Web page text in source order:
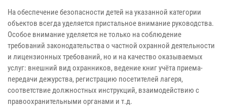
На обеспечение безопасности детей на указанной категории
объектов всегда уделяется пристальное внимание руководства.
Особое внимание уделяется не только на соблюдение
требований законодательства о частной охранной деятельности
и лицензионных требований, но и на качество оказываемых
услуг: внешний вид охранников, ведение книг учёта приема-
передачи дежурства, регистрацию посетителей лагеря,
соответствие должностных инструкций, взаимодействию с
правоохранительными органами и т.д.